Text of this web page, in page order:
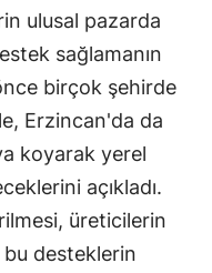
ulusal pazarda
sağlamanın
birçok şehirde
Erzincan'da da
koyarak yerel
açıkladı.
üreticilerin
desteklerin